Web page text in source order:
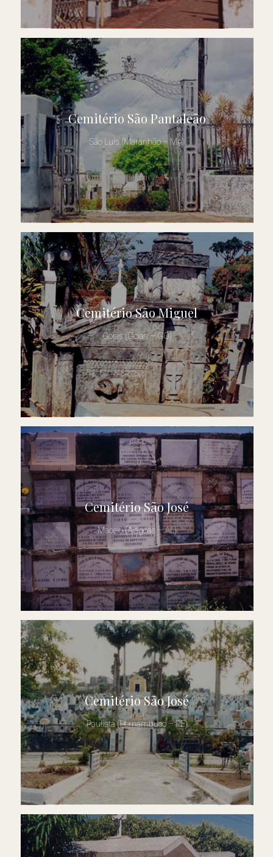
Cemitério São Pantaleão
São Luís (Maranhão – MA)
Cemitério São Miguel
Goiás (Goiás – GO)
Cemitério São José
Maceió (Alagoas – AL)
Cemitério São José
Paulista (Pernambuco – PE)